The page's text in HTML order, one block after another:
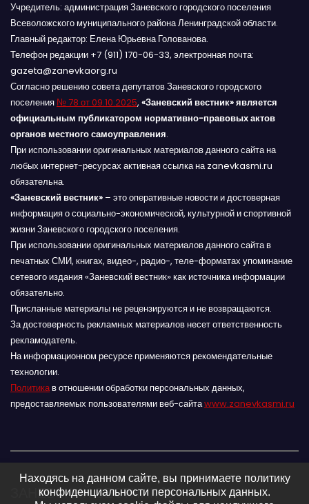
Учредитель: администрация Заневского городского поселения
Всеволожского муниципального района Ленинградской области.
Главный редактор: Елена Юрьевна Голованова.
Телефон редакции +7 (911) 170-06-33, электронная почта:
gazeta@zanevkaorg.ru
Согласно решению совета депутатов Заневского городского
поселения № 78 от 09.10.2025, «Заневский вестник» является
официальным публикатором нормативно-правовых актов
органов местного самоуправления.
При использовании оригинальных материалов данного сайта на
любых интернет-ресурсах активная ссылка на zanevkasmi.ru
обязательна.
«Заневский вестник» – это оперативные новости и достоверная
информация о социально-экономической, культурной и спортивной
жизни Заневского городского поселения.
При использовании оригинальных материалов данного сайта в
печатных СМИ, книгах, видео-, радио-, теле-форматах упоминание
сетевого издания «Заневский вестник» как источника информации
обязательно.
Присланные материалы не рецензируются и не возвращаются.
За достоверность рекламных материалов несет ответственность
рекламодатель.
На информационном ресурсе применяются рекомендательные
технологии.
Политикав отношении обработки персональных данных,
предоставляемых пользователями веб-сайтаwww.zanevkasmi.ru
ЗАНЕВСКИЙ ВЕСТНИК 16+
Находясь на данном сайте, вы принимаете политику
конфиденциальности персональных данных.